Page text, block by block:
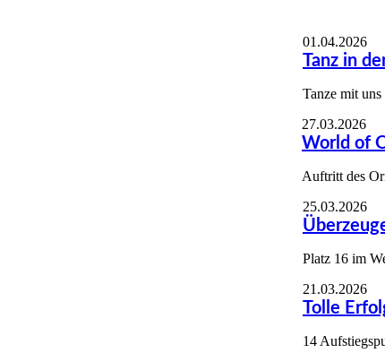
01.04.2026
Tanz in
Tanze mit
27.03.2026
World of
Auftritt des
25.03.2026
Platz 16 im
21.03.2026
Tolle
14